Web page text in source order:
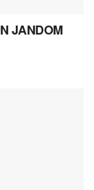
JANDOM